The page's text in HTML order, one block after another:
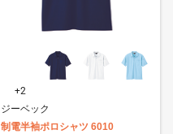
+2
ジーベック
制電半袖ポロシャツ 6010